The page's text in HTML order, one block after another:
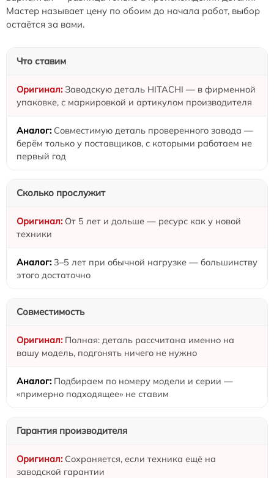
Мастер называет цену по обоим до начала работ, выбор
остаётся за вами.
Что ставим
Заводскую деталь HITACHI — в фирменной
упаковке, с маркировкой и артикулом производителя
Совместимую деталь проверенного завода —
берём только у поставщиков, с которыми работаем не
первый год
Сколько прослужит
От 5 лет и дольше — ресурс как у новой
техники
3–5 лет при обычной нагрузке — большинству
этого достаточно
Совместимость
Полная: деталь рассчитана именно на
вашу модель, подгонять ничего не нужно
Подбираем по номеру модели и серии —
«примерно подходящее» не ставим
Гарантия производителя
Сохраняется, если техника ещё на
заводской гарантии